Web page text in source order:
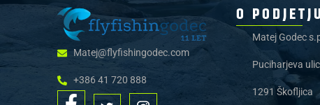
Matej@flyfishingodec.com
+386 41 720 888
O PODJETJU
Matej Godec
Puciharjeva
1291 Škofljica